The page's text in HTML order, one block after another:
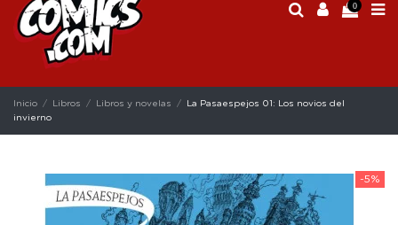
0
Inicio Libros Libros y novelas
La Pasaespejos 01: Los novios del
invierno
-5%